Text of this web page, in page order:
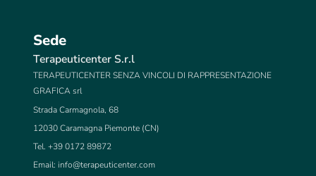
Sede
Terapeuticenter S.r.l
TERAPEUTICENTER SENZA VINCOLI DI RAPPRESENTAZIONE
GRAFICA srl
Strada Carmagnola, 68
12030 Caramagna Piemonte (CN)
Tel. +39 0172 89872
Email: info@terapeuticenter.com